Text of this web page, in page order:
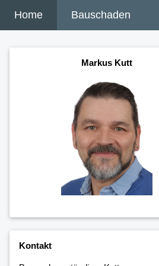
Home Bauschaden
Markus Kutt
Kontakt